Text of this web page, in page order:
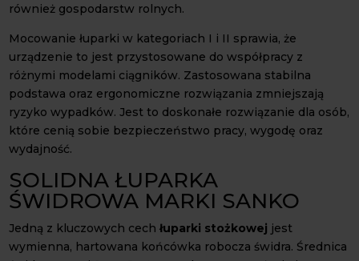
również gospodarstw rolnych.
Mocowanie łuparki w kategoriach I i II sprawia, że
urządzenie to jest przystosowane do współpracy z
różnymi modelami ciągników. Zastosowana stabilna
podstawa oraz ergonomiczne rozwiązania zmniejszają
ryzyko wypadków. Jest to doskonałe rozwiązanie dla osób,
które cenią sobie bezpieczeństwo pracy, wygodę oraz
wydajność.
SOLIDNA ŁUPARKA
ŚWIDROWA MARKI SANKO
Jedną z kluczowych cechłuparki stożkowej jest
wymienna, hartowana końcówka robocza świdra. Średnica